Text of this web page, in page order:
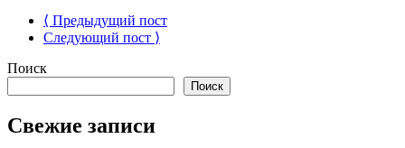
⟨ Предыдущий пост
Следующий пост ⟩
Поиск
Поиск
Свежие записи